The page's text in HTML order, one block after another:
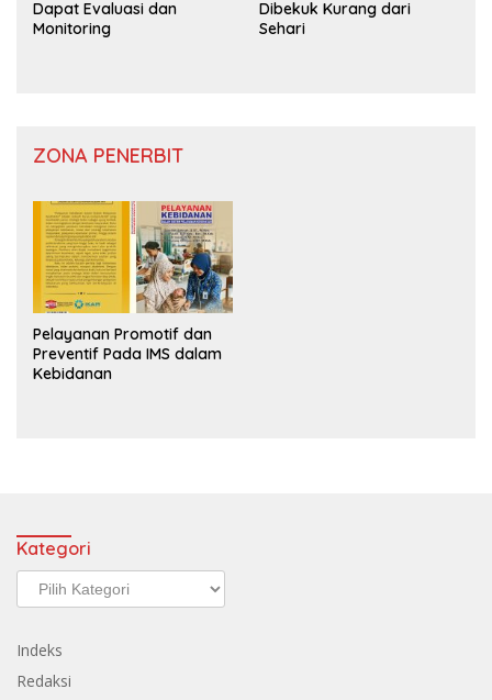
Dapat Evaluasi dan
Monitoring
Dibekuk Kurang dari
Sehari
ZONA PENERBIT
Pelayanan Promotif dan
Preventif Pada IMS dalam
Kebidanan
Kategori
Kategori
Indeks
Redaksi